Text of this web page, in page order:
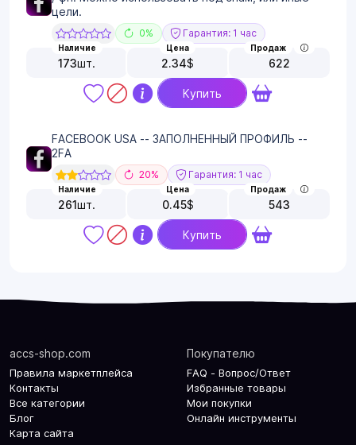
цели.
0% Гарантия: 1 час
Наличие
173шт.
Цена
2.34$
Продаж
622
Купить
FACEBOOK USA -- ЗАПОЛНЕННЫЙ ПРОФИЛЬ --
2FA
20% Гарантия: 1 час
Наличие
261шт.
Цена
0.45$
Продаж
543
Купить
accs-shop.com
Правила маркетплейса
Контакты
Все категории
Блог
Карта сайта
Покупателю
FAQ - Вопрос/Ответ
Избранные товары
Мои покупки
Онлайн инструменты